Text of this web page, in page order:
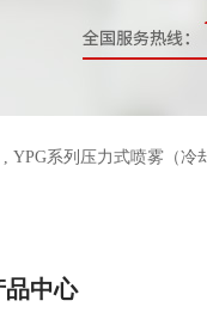
, YPG系列压力式喷雾（冷
品中心